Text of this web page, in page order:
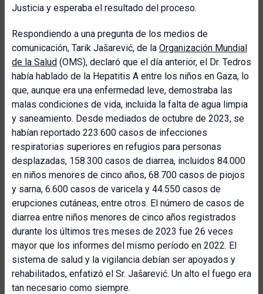
Justicia y esperaba el resultado del proceso.
Respondiendo a una pregunta de los medios de
comunicación, Tarik Jašarević, de la Organización Mundial
de la Salud (OMS), declaró que el día anterior, el Dr. Tedros
había hablado de la Hepatitis A entre los niños en Gaza, lo
que, aunque era una enfermedad leve, demostraba las
malas condiciones de vida, incluida la falta de agua limpia
y saneamiento. Desde mediados de octubre de 2023, se
habían reportado 223.600 casos de infecciones
respiratorias superiores en refugios para personas
desplazadas, 158.300 casos de diarrea, incluidos 84.000
en niños menores de cinco años, 68.700 casos de piojos
y sarna, 6.600 casos de varicela y 44.550 casos de
erupciones cutáneas, entre otros. El número de casos de
diarrea entre niños menores de cinco años registrados
durante los últimos tres meses de 2023 fue 26 veces
mayor que los informes del mismo período en 2022. El
sistema de salud y la vigilancia debían ser apoyados y
rehabilitados, enfatizó el Sr. Jašarević. Un alto el fuego era
tan necesario como siempre.